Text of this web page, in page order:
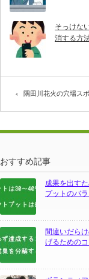
そっけな
消する方
隅田川花火の穴場ス
おすすめ記事
成果を出す
プットのバ
間違いだら
げるための